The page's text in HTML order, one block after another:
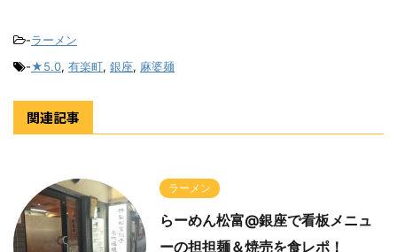
-ラーメン
-★5.0, 有楽町, 銀座, 麻婆麺
関連記事
ラーメン
らーめん松富@銀座で看板メニュ
ーの担担麺＆焼売を食レポ！